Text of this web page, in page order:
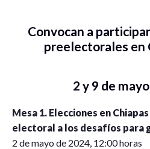
Convocan a
preelectorales en
2 y 9 de
Mesa 1. Elecciones en
electoral a los desafíos para
2 de mayo de 2024, 12:00 horas